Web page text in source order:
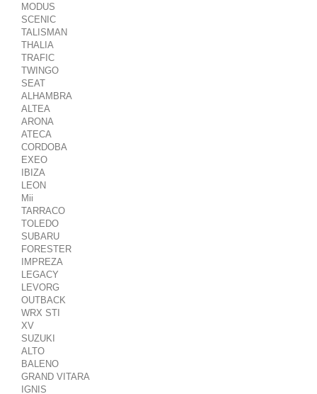
MODUS
SCENIC
TALISMAN
THALIA
TRAFIC
TWINGO
SEAT
ALHAMBRA
ALTEA
ARONA
ATECA
CORDOBA
EXEO
IBIZA
LEON
Mii
TARRACO
TOLEDO
SUBARU
FORESTER
IMPREZA
LEGACY
LEVORG
OUTBACK
WRX STI
XV
SUZUKI
ALTO
BALENO
GRAND VITARA
IGNIS